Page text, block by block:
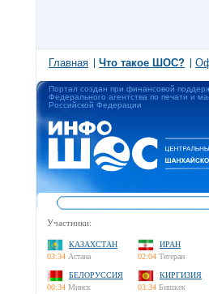
Главная Что такое ШОС?
Портал создан при финансовой
Федерального агентства по печати и
Российской Федерации
Участники:
КАЗАХСТАН
03:34 Астана
ИРАН
02:04 Тегеран
БЕЛОРУССИЯ
00:34 Минск
КИРГИЗИЯ
03:34 Бишкек